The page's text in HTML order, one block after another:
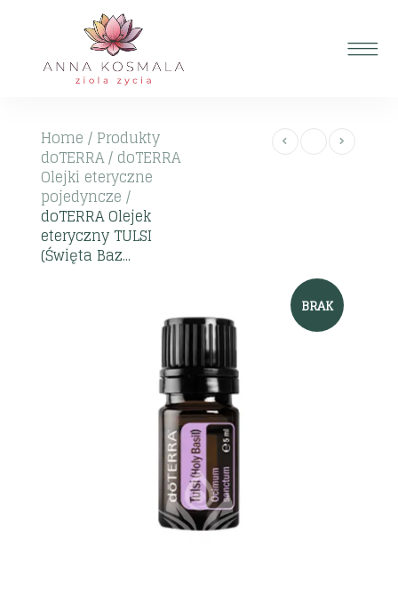
Home / Produkty
doTERRA/ doTERRA
Olejki eteryczne
pojedyncze /
doTERRA Olejek
eteryczny TULSI
(Święta Baz...
BRAK